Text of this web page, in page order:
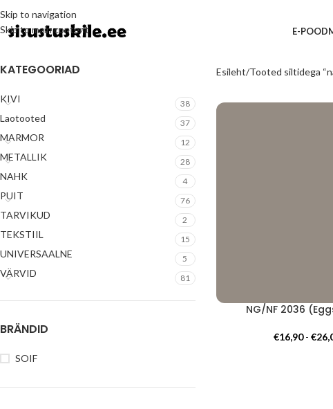
Skip to navigation
Skip to main content
E-POOD
KATEGOORIAD
KIVI 38
Laotooted 37
MARMOR 12
METALLIK 28
NAHK 4
PUIT 76
TARVIKUD 2
TEKSTIIL 15
UNIVERSAALNE 5
VÄRVID 81
BRÄNDID
SOIF
Esileht Tooted siltidega
NG/NF 2036
€16,90- €